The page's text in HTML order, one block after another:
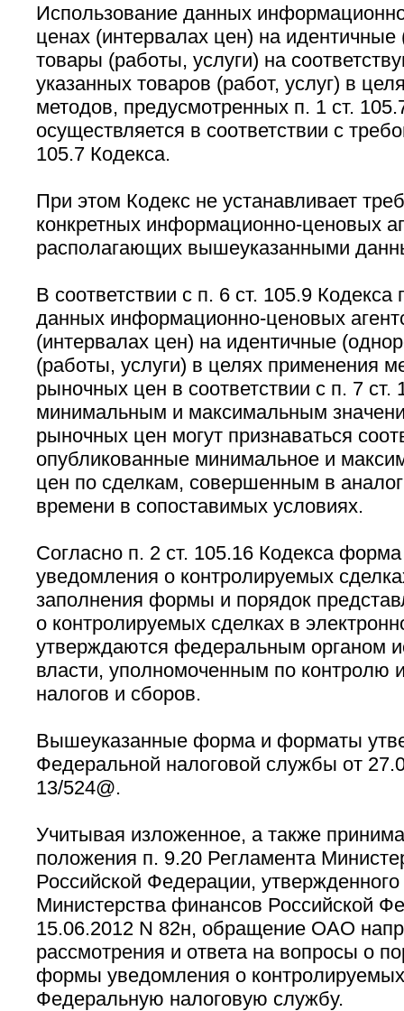
Использование данных
ценах (интервалах цен) на
товары (работы, услуги) на
указанных товаров (работ, услуг) в
методов, предусмотренных п. 1 ст.
осуществляется в соответствии с
105.7 Кодекса.
При этом Кодекс не устанавливает
конкретных информационно-ценовых
располагающих вышеуказанными
В соответствии с п. 6 ст. 105.9 Кодекса
данных информационно-ценовых
(интервалах цен) на идентичные
(работы, услуги) в целях применения
рыночных цен в соответствии с п. 7 ст.
минимальным и максимальным
рыночных цен могут признаваться
опубликованные минимальное и
цен по сделкам, совершенным в
времени в сопоставимых условиях.
Согласно п. 2 ст. 105.16 Кодекса
уведомления о контролируемых
заполнения формы и порядок
о контролируемых сделках в
утверждаются федеральным органом
власти, уполномоченным по контролю
налогов и сборов.
Вышеуказанные форма и форматы
Федеральной налоговой службы от
13/524@.
Учитывая изложенное, а также
положения п. 9.20 Регламента
Российской Федерации,
Министерства финансов Российской
15.06.2012 N 82н, обращение ОАО
рассмотрения и ответа на вопросы о
формы уведомления о
Федеральную налоговую службу.